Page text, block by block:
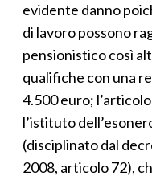
evidente danno
di lavoro possono
pensionistico così
qualifiche con una
4.500 euro;
l’istituto
(disciplinato dal
2008, articolo 72),